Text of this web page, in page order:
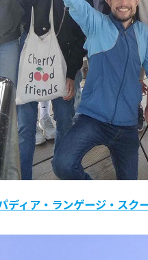
ディア・ランゲージ・スク